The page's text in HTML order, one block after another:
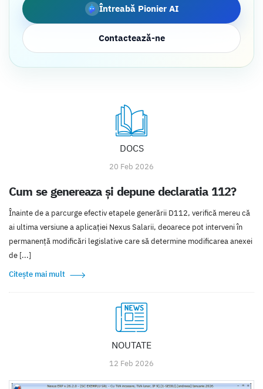
Întreabă Pionier AI
Contactează-ne
DOCS
20 Feb 2026
Cum se genereaza și depune declaratia 112?
Înainte de a parcurge efectiv etapele generării D112, verifică mereu că
ai ultima versiune a aplicației Nexus Salarii, deoarece pot interveni în
permanență modificări legislative care să determine modificarea anexei
de [...]
Citește mai mult
NOUTATE
12 Feb 2026